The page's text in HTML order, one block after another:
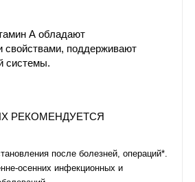
А обладают
свойствами, поддерживают
системы.
РЕКОМЕНДУЕТСЯ
после болезней, операций*.
осенних инфекционных и